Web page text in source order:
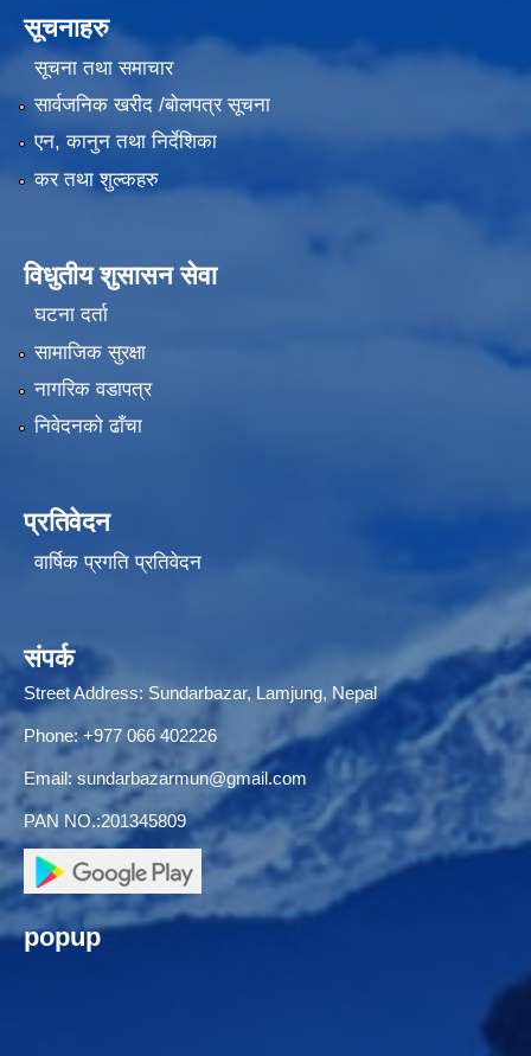
सूचनाहरु
सूचना तथा समाचार
सार्वजनिक खरीद /बोलपत्र सूचना
एन, कानुन तथा निर्देशिका
कर तथा शुल्कहरु
विधुतीय शुसासन सेवा
घटना दर्ता
सामाजिक सुरक्षा
नागरिक वडापत्र
निवेदनको ढाँचा
प्रतिवेदन
वार्षिक प्रगति प्रतिवेदन
संपर्क
Street Address: Sundarbazar, Lamjung, Nepal
Phone: +977 066 402226
Email: sundarbazarmun@gmail.com
PAN NO.:201345809
popup